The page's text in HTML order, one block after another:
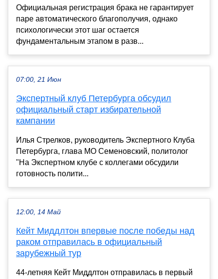
Официальная регистрация брака не гарантирует
паре автоматического благополучия, однако
психологически этот шаг остается
фундаментальным этапом в разв...
07:00, 21 Июн
Экспертный клуб Петербурга обсудил
официальный старт избирательной
кампании
Илья Стрелков, руководитель Экспертного Клуба
Петербурга, глава МО Семеновский, политолог
"На Экспертном клубе с коллегами обсудили
готовность полити...
12:00, 14 Май
Кейт Миддлтон впервые после победы над
раком отправилась в официальный
зарубежный тур
44-летняя Кейт Миддлтон отправилась в первый